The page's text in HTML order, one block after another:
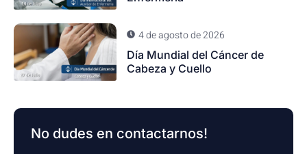
4 de agosto de 2026
Día Mundial del Cáncer de
Cabeza y Cuello
No dudes en contactarnos!